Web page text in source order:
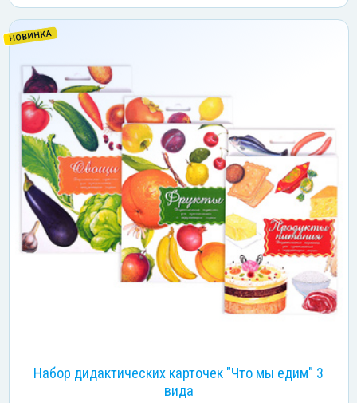
НОВИНКА
Набор дидактических карточек "Что мы едим" 3
вида